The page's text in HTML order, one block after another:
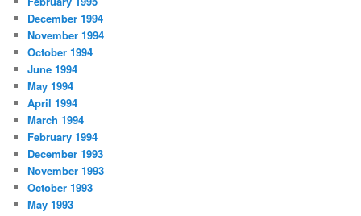
December 1994
November 1994
October 1994
June 1994
May 1994
April 1994
March 1994
February 1994
December 1993
November 1993
October 1993
May 1993